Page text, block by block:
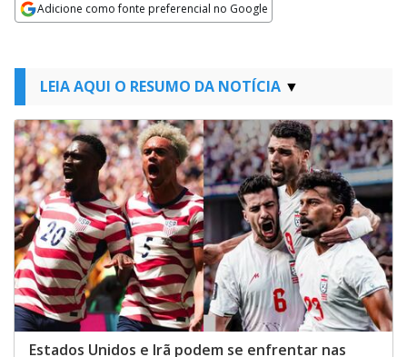
Adicione como fonte preferencial no Google
LEIA AQUI O RESUMO DA NOTÍCIA
Estados Unidos e Irã podem se enfrentar nas